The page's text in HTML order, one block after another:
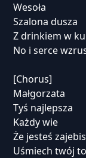
Wesoła
Szalona dusza
Z drinkiem w
No i serce
[Chorus]
Małgorzata
Tyś najlepsza
Każdy wie
Że jesteś
Uśmiech twój